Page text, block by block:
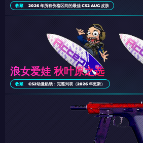
收藏 2026 年所有价格区间的最佳 CS2 AUG 皮肤
浪女爱娃 秋叶原之选
收藏 CS2动漫贴纸：完整列表（2026 年更新）